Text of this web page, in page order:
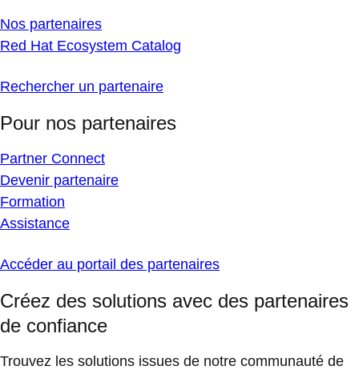
Nos partenaires
Red Hat Ecosystem Catalog
Rechercher un partenaire
Pour nos partenaires
Partner Connect
Devenir partenaire
Formation
Assistance
Accéder au portail des partenaires
Créez des solutions avec des partenaires
de confiance
Trouvez les solutions issues de notre communauté de